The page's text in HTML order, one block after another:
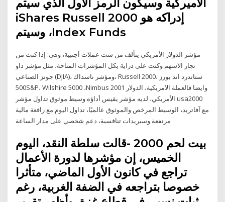
الأميركية وسيكون الرمز الأول الذي سيتم
إدراكه هو iShares Russell 2000
Index Funds، وسيتم
مؤشر الدولار الأمريكي يتألف من ست عملات أجنبية، وهي: إذا كنت من
تجار الاسهم وكنت على دراية بكل المؤشرات المتاحة، مثل مؤشر داو
جونز الصناعي (DJIA)، ومؤشر ناسداك، Russell 2000، ستاندرد اند بورز
500S&P، Wilshire 5000 ،Nimbus 2001 وايضا فالعملة الامريكية، الدولار
الأمريكي، لديه مؤشر يقيس أداؤه وسيط موثوق تداول مؤشر usa2000
مع آفاتريد، الوسيط المرخص والموثوق عالميًا، تداول اليوم مع رافعة مالية
مرتفعة وسبريدات تنافسية، دعم شخصي على مدار الساعة
بيت لحم 2000 -قالت سلطة النقد، اليوم
الخميس، إن مؤشرها لدورة الأعمال
تراجع في كانون الأول الماضي، متأثرا
خصوصا بتراجعه في الضفة الغربية، رغم